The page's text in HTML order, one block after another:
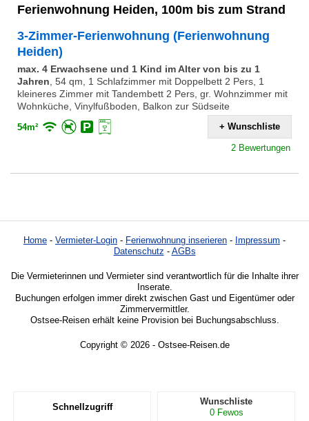
Ferienwohnung Heiden, 100m bis zum Strand
3-Zimmer-Ferienwohnung (Ferienwohnung
Heiden)
max. 4 Erwachsene und 1 Kind im Alter von bis zu 1
Jahren, 54 qm, 1 Schlafzimmer mit Doppelbett 2 Pers, 1
kleineres Zimmer mit Tandembett 2 Pers, gr. Wohnzimmer mit
Wohnküche, Vinylfußboden, Balkon zur Südseite
54m² + Wunschliste
2 Bewertungen
Home - Vermieter-Login - Ferienwohnung inserieren - Impressum -
Datenschutz - AGBs
Die Vermieterinnen und Vermieter sind verantwortlich für die Inhalte ihrer
Inserate.
Buchungen erfolgen immer direkt zwischen Gast und Eigentümer oder
Zimmervermittler.
Ostsee-Reisen erhält keine Provision bei Buchungsabschluss.
Copyright © 2026 - Ostsee-Reisen.de
Schnellzugriff
Wunschliste
0 Fewos